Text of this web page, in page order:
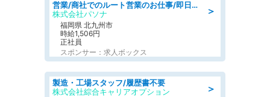
＞
営業/商社でのルート営業のお仕事/即日勤務可/車通勤可/営業
株式会社パソナ
福岡県 北九州市
時給1,506円
正社員
スポンサー：求人ボックス
＞
製造・工場スタッフ/履歴書不要
株式会社綜合キャリアオプション